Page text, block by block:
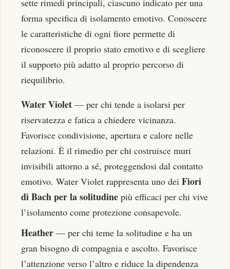
sette rimedi principali, ciascuno indicato per una
forma specifica di isolamento emotivo. Conoscere
le caratteristiche di ogni fiore permette di
riconoscere il proprio stato emotivo e di scegliere
il supporto più adatto al proprio percorso di
riequilibrio.
Water Violet — per chi tende a isolarsi per
riservatezza e fatica a chiedere vicinanza.
Favorisce condivisione, apertura e calore nelle
relazioni. È il rimedio per chi costruisce muri
invisibili attorno a sé, proteggendosi dal contatto
emotivo. Water Violet rappresenta uno dei Fiori
di Bach per la solitudine più efficaci per chi vive
l’isolamento come protezione consapevole.
Heather — per chi teme la solitudine e ha un
gran bisogno di compagnia e ascolto. Favorisce
l’attenzione verso l’altro e riduce la dipendenza